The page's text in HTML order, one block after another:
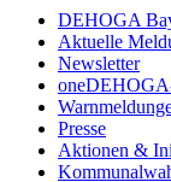
DEHOGA
Aktuelle
Newsletter
Presse
Aktionen &